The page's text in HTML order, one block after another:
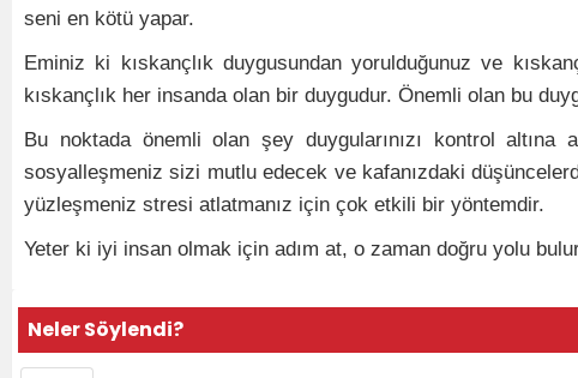
seni en kötü yapar.
Eminiz ki kıskançlık duygusundan yorulduğunuz ve
kıskançlık her insanda olan bir duygudur. Önemli olan bu
Bu noktada önemli olan şey duygularınızı kontrol
sosyalleşmeniz sizi mutlu edecek ve kafanızdaki
yüzleşmeniz stresi atlatmanız için çok etkili bir yöntemdir.
Yeter ki iyi insan olmak için adım at, o zaman doğru yolu
Neler Söylendi?